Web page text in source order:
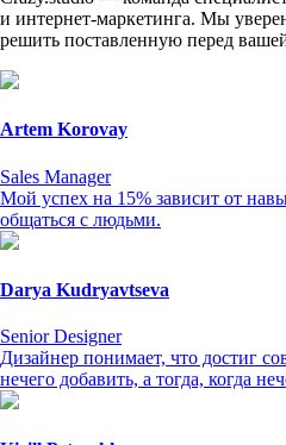
и интернет-маркетинга. Мы
решить поставленную перед
Artem Korovay
Sales Manager
Мой успех на 15% зависит от
общаться с людьми.
Darya Kudryavtseva
Senior Designer
Дизайнер понимает, что достиг
нечего добавить, а тогда, когда